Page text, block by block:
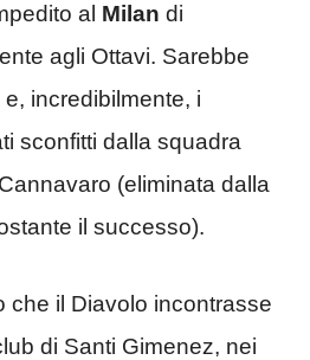
al Milan di
agli Ottavi. Sarebbe
incredibilmente, i
sconfitti dalla squadra
(eliminata dalla
il successo).
che il Diavolo incontrasse
di Santi Gimenez, nei